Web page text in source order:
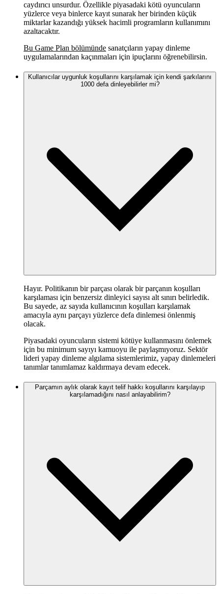
caydırıcı unsurdur. Özellikle piyasadaki kötü oyuncuların
yüzlerce veya binlerce kayıt sunarak her birinden küçük
miktarlar kazandığı yüksek hacimli programların kullanımını
azaltacaktır.
Bu Game Plan bölümünde sanatçıların yapay dinleme
uygulamalarından kaçınmaları için ipuçlarını öğrenebilirsin.
Kullanıcılar uygunluk koşullarını karşılamak için kendi şarkılarını
1000 defa dinleyebilirler mi?
Hayır. Politikanın bir parçası olarak bir parçanın koşulları
karşılaması için benzersiz dinleyici sayısı alt sınırı belirledik.
Bu sayede, az sayıda kullanıcının koşulları karşılamak
amacıyla aynı parçayı yüzlerce defa dinlemesi önlenmiş
olacak.
Piyasadaki oyuncuların sistemi kötüye kullanmasını önlemek
için bu minimum sayıyı kamuoyu ile paylaşmıyoruz. Sektör
lideri yapay dinleme algılama sistemlerimiz, yapay dinlemeleri
tanımlar tanımlamaz kaldırmaya devam edecek.
Parçamın aylık olarak kayıt telif hakkı koşullarını karşılayıp
karşılamadığını nasıl anlayabilirim?